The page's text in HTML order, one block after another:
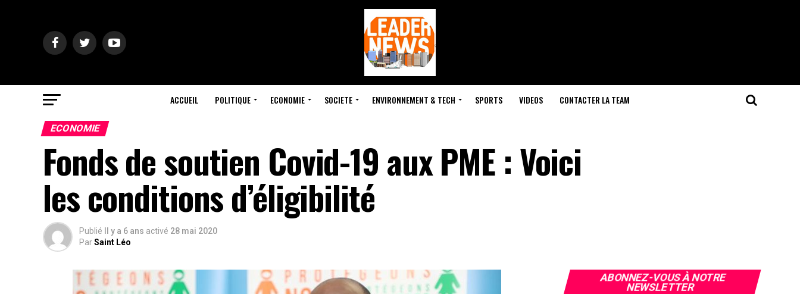
ACCUEIL POLITIQUE ECONOMIE SOCIETE ENVIRONNEMENT & TECH SPORTS VIDEOS CONTACTER LA TEAM
ECONOMIE
Fonds de soutien Covid-19 aux PME : Voici
les conditions d’éligibilité
Publié Il y a 6 ans activé 28 mai 2020
ParSaint Léo
ABONNEZ-VOUS À NOTRE
NEWSLETTER